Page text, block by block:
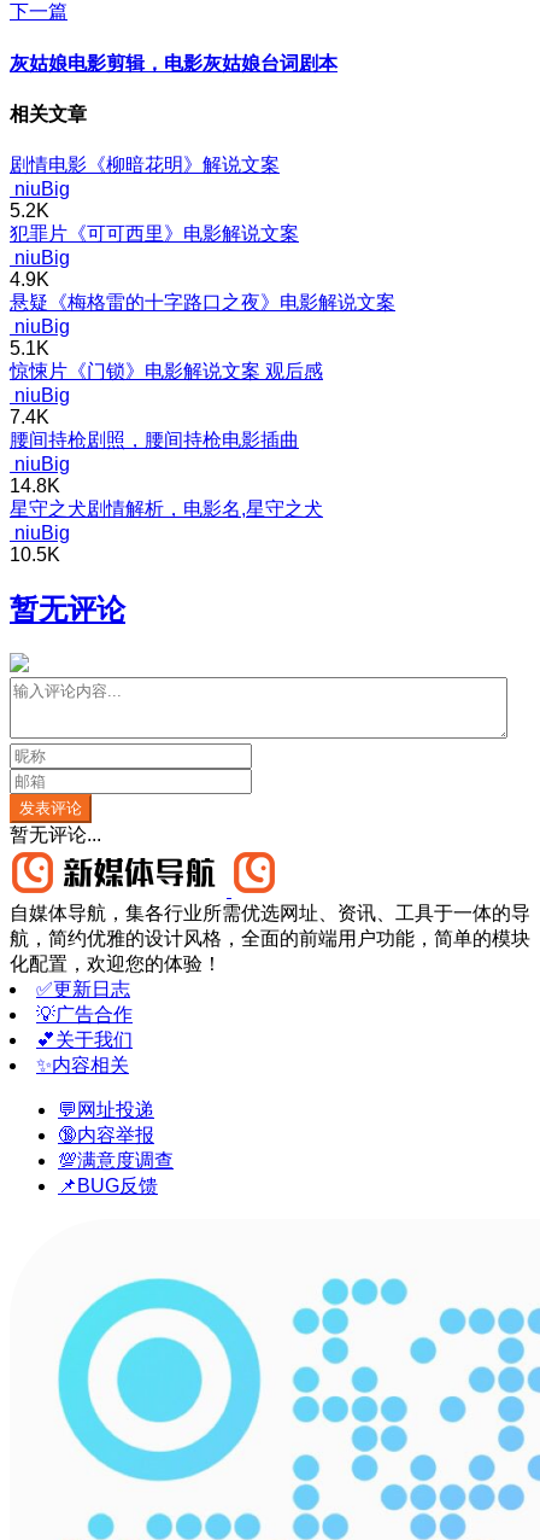
下一篇
灰姑娘电影剪辑，电影灰姑娘台词剧本
相关文章
剧情电影《柳暗花明》解说文案
niuBig
5.2K
犯罪片《可可西里》电影解说文案
niuBig
4.9K
悬疑《梅格雷的十字路口之夜》电影解说文案
niuBig
5.1K
惊悚片《门锁》电影解说文案 观后感
niuBig
7.4K
腰间持枪剧照，腰间持枪电影插曲
niuBig
14.8K
星守之犬剧情解析，电影名,星守之犬
niuBig
10.5K
暂无评论
发表评论
暂无评论...
自媒体导航，集各行业所需优选网址、资讯、工具于一体的导
航，简约优雅的设计风格，全面的前端用户功能，简单的模块
化配置，欢迎您的体验！
✅更新日志
💡广告合作
💕关于我们
✨内容相关
💬网址投递
🔞内容举报
💯满意度调查
📌BUG反馈